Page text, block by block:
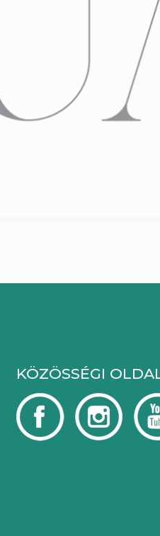
KÖZÖSSÉGI